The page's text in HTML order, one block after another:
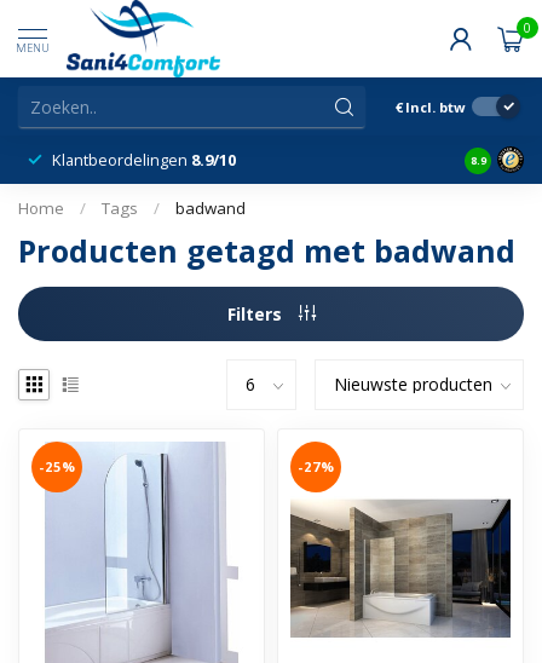
MENU
0
€ Incl. btw
Klantbeordelingen 8.9/10 8.9
Home / Tags / badwand
Producten getagd met badwand
Filters
-25% -27%